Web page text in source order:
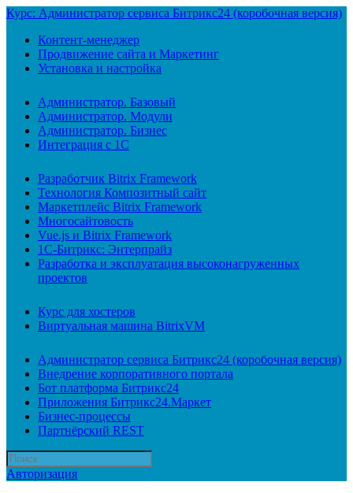
Курс: Администратор сервиса Битрикс24 (коробочная версия)
Контент-менеджер
Продвижение сайта и Маркетинг
Установка и настройка
Администратор. Базовый
Администратор. Модули
Администратор. Бизнес
Интеграция с 1С
Разработчик Bitrix Framework
Технология Композитный сайт
Маркетплейс Bitrix Framework
Многосайтовость
Vue.js и Bitrix Framework
1С-Битрикс: Энтерпрайз
Разработка и эксплуатация высоконагруженных
проектов
Курс для хостеров
Виртуальная машина BitrixVM
Администратор сервиса Битрикс24 (коробочная версия)
Внедрение корпоративного портала
Бот платформа Битрикс24
Приложения Битрикс24.Маркет
Бизнес-процессы
Партнёрский REST
Авторизация